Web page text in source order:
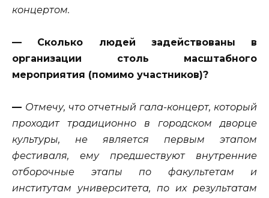
концертом.
— Сколько людей задействованы в
организации столь масштабного
мероприятия (помимо участников)?
— Отмечу, что отчетный гала-концерт, который
проходит традиционно в городском дворце
культуры, не является первым этапом
фестиваля, ему предшествуют внутренние
отборочные этапы по факультетам и
институтам университета, по их результатам